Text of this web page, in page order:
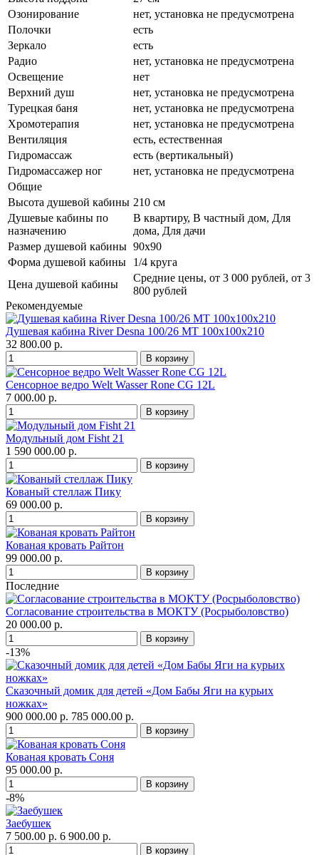
Озонирование
нет, установка не предусмотрена
Полочки
есть
Зеркало
есть
Радио
нет, установка не предусмотрена
Освещение
нет
Верхний душ
нет, установка не предусмотрена
Турецкая баня
нет, установка не предусмотрена
Хромотерапия
нет, установка не предусмотрена
Вентиляция
есть, естественная
Гидромассаж
есть (вертикальный)
Гидромассажер ног
нет, установка не предусмотрена
Общие
Высота душевой кабины 210 см
Душевые кабины по
назначению
В квартиру, В частный дом, Для
дома, Для дачи
Размер душевой кабины 90х90
Форма душевой кабины
1/4 круга
Цена душевой кабины
Средние цены, от 3 000 рублей, от 3
800 рублей
Рекомендуемые
Душевая кабина River Desna 100/26 МТ 100х100х210
32 800.00 р.
Сенсорное ведро Welt Wasser Rone CG 12L
7 000.00 р.
Модульный дом Fisht 21
1 590 000.00 р.
Кованый стеллаж Пику
69 000.00 р.
Кованая кровать Райтон
99 000.00 р.
Последние
Согласование строительства в МОКТУ (Росрыболовство)
20 000.00 р.
-13%
Сказочный домик для детей «Дом Бабы Яги на курьих
ножках»
900 000.00 р. 785 000.00 р.
Кованая кровать Соня
95 000.00 р.
-8%
Заебушек
7 500.00 р. 6 900.00 р.